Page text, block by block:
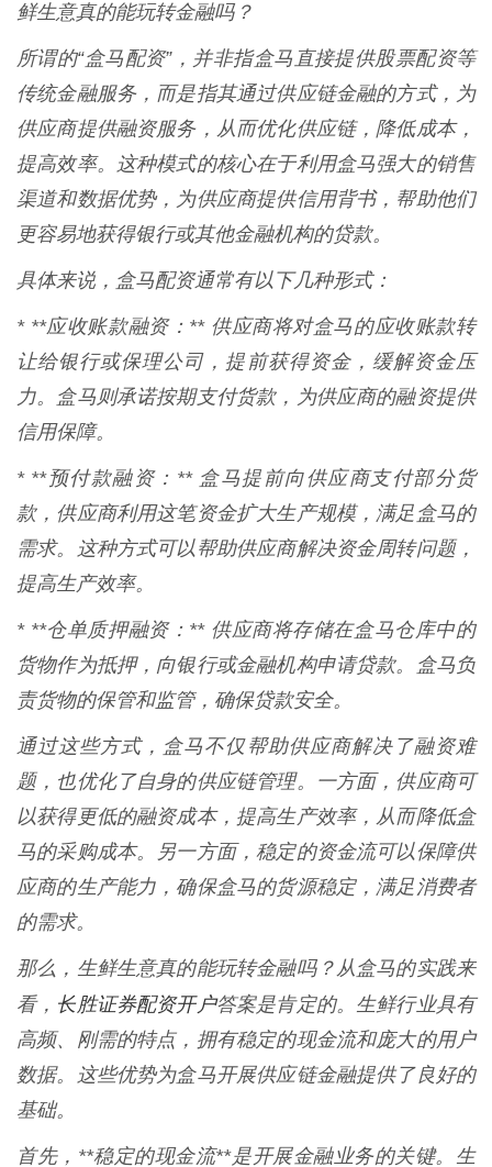
鲜生意真的能玩转金融吗？
所谓的“盒马配资”，并非指盒马直接提供股票配资等
传统金融服务，而是指其通过供应链金融的方式，为
供应商提供融资服务，从而优化供应链，降低成本，
提高效率。这种模式的核心在于利用盒马强大的销售
渠道和数据优势，为供应商提供信用背书，帮助他们
更容易地获得银行或其他金融机构的贷款。
具体来说，盒马配资通常有以下几种形式：
* **应收账款融资：** 供应商将对盒马的应收账款转
让给银行或保理公司，提前获得资金，缓解资金压
力。盒马则承诺按期支付货款，为供应商的融资提供
信用保障。
* **预付款融资：** 盒马提前向供应商支付部分货
款，供应商利用这笔资金扩大生产规模，满足盒马的
需求。这种方式可以帮助供应商解决资金周转问题，
提高生产效率。
* **仓单质押融资：** 供应商将存储在盒马仓库中的
货物作为抵押，向银行或金融机构申请贷款。盒马负
责货物的保管和监管，确保贷款安全。
通过这些方式，盒马不仅帮助供应商解决了融资难
题，也优化了自身的供应链管理。一方面，供应商可
以获得更低的融资成本，提高生产效率，从而降低盒
马的采购成本。另一方面，稳定的资金流可以保障供
应商的生产能力，确保盒马的货源稳定，满足消费者
的需求。
那么，生鲜生意真的能玩转金融吗？从盒马的实践来
看， 长胜证券配资开户答案是肯定的。生鲜行业具有
高频、刚需的特点，拥有稳定的现金流和庞大的用户
数据。这些优势为盒马开展供应链金融提供了良好的
基础。
首先，**稳定的现金流**是开展金融业务的关键。生